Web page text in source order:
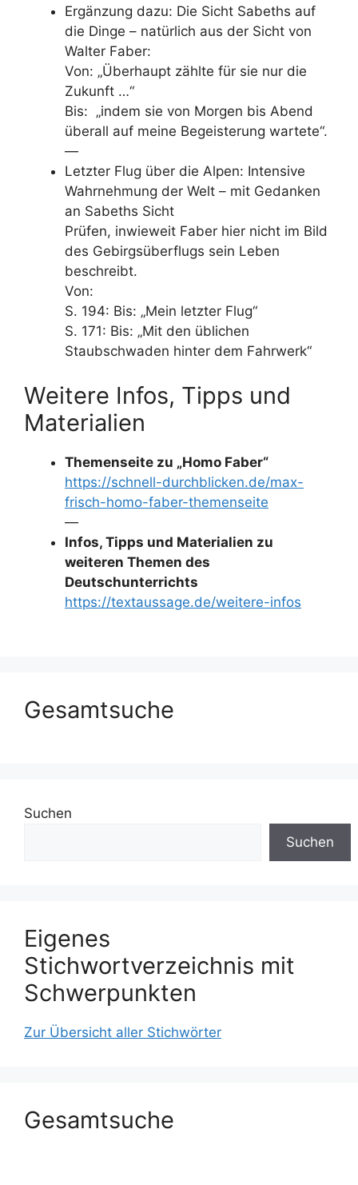
Ergänzung dazu: Die Sicht Sabeths auf
die Dinge – natürlich aus der Sicht von
Walter Faber:
Von: „Überhaupt zählte für sie nur die
Zukunft …“
Bis: „indem sie von Morgen bis Abend
überall auf meine Begeisterung wartete“.
—
Letzter Flug über die Alpen: Intensive
Wahrnehmung der Welt – mit Gedanken
an Sabeths Sicht
Prüfen, inwieweit Faber hier nicht im Bild
des Gebirgsüberflugs sein Leben
beschreibt.
Von:
S. 194: Bis: „Mein letzter Flug“
S. 171: Bis: „Mit den üblichen
Staubschwaden hinter dem Fahrwerk“
Weitere Infos, Tipps und
Materialien
Themenseite zu „Homo Faber“
https://schnell-durchblicken.de/max-
frisch-homo-faber-themenseite
—
Infos, Tipps und Materialien zu
weiteren Themen des
Deutschunterrichts
https://textaussage.de/weitere-infos
Gesamtsuche
Suchen
Suchen
Eigenes
Stichwortverzeichnis mit
Schwerpunkten
Zur Übersicht aller Stichwörter
Gesamtsuche